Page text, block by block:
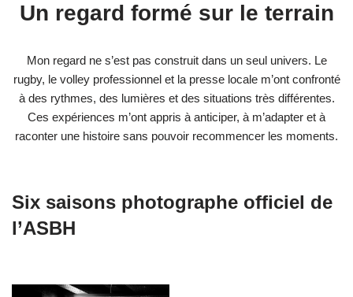
Un regard formé sur le terrain
Mon regard ne s’est pas construit dans un seul univers. Le
rugby, le volley professionnel et la presse locale m’ont confronté
à des rythmes, des lumières et des situations très différentes.
Ces expériences m’ont appris à anticiper, à m’adapter et à
raconter une histoire sans pouvoir recommencer les moments.
Six saisons photographe officiel de
l’ASBH